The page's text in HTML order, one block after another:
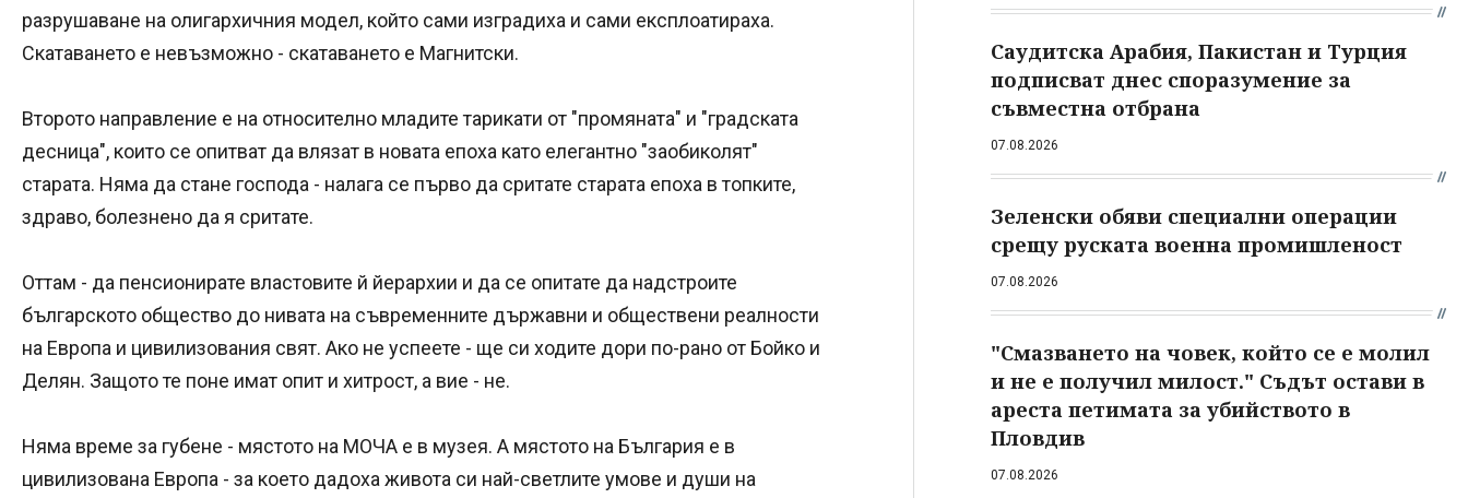
разрушаване на олигархичния модел, който сами изградиха и сами експлоатираха.
Скатаването е невъзможно - скатаването е Магнитски.
Второто направление е на относително младите тарикати от "промяната" и "градската
десница", които се опитват да влязат в новата епоха като елегантно "заобиколят"
старата. Няма да стане господа - налага се първо да сритате старата епоха в топките,
здраво, болезнено да я сритате.
Оттам - да пенсионирате властовите й йерархии и да се опитате да надстроите
българското общество до нивата на съвременните държавни и обществени реалности
на Европа и цивилизования свят. Ако не успеете - ще си ходите дори по-рано от Бойко и
Делян. Защото те поне имат опит и хитрост, а вие - не.
Няма време за губене - мястото на МОЧА е в музея. А мястото на България е в
цивилизована Европа - за което дадоха живота си най-светлите умове и души на
Саудитска Арабия, Пакистан и Турция
подписват днес споразумение за
съвместна отбрана
07.08.2026
Зеленски обяви специални операции
срещу руската военна промишленост
07.08.2026
"Смазването на човек, който се е молил
и не е получил милост." Съдът остави в
ареста петимата за убийството в
Пловдив
07.08.2026